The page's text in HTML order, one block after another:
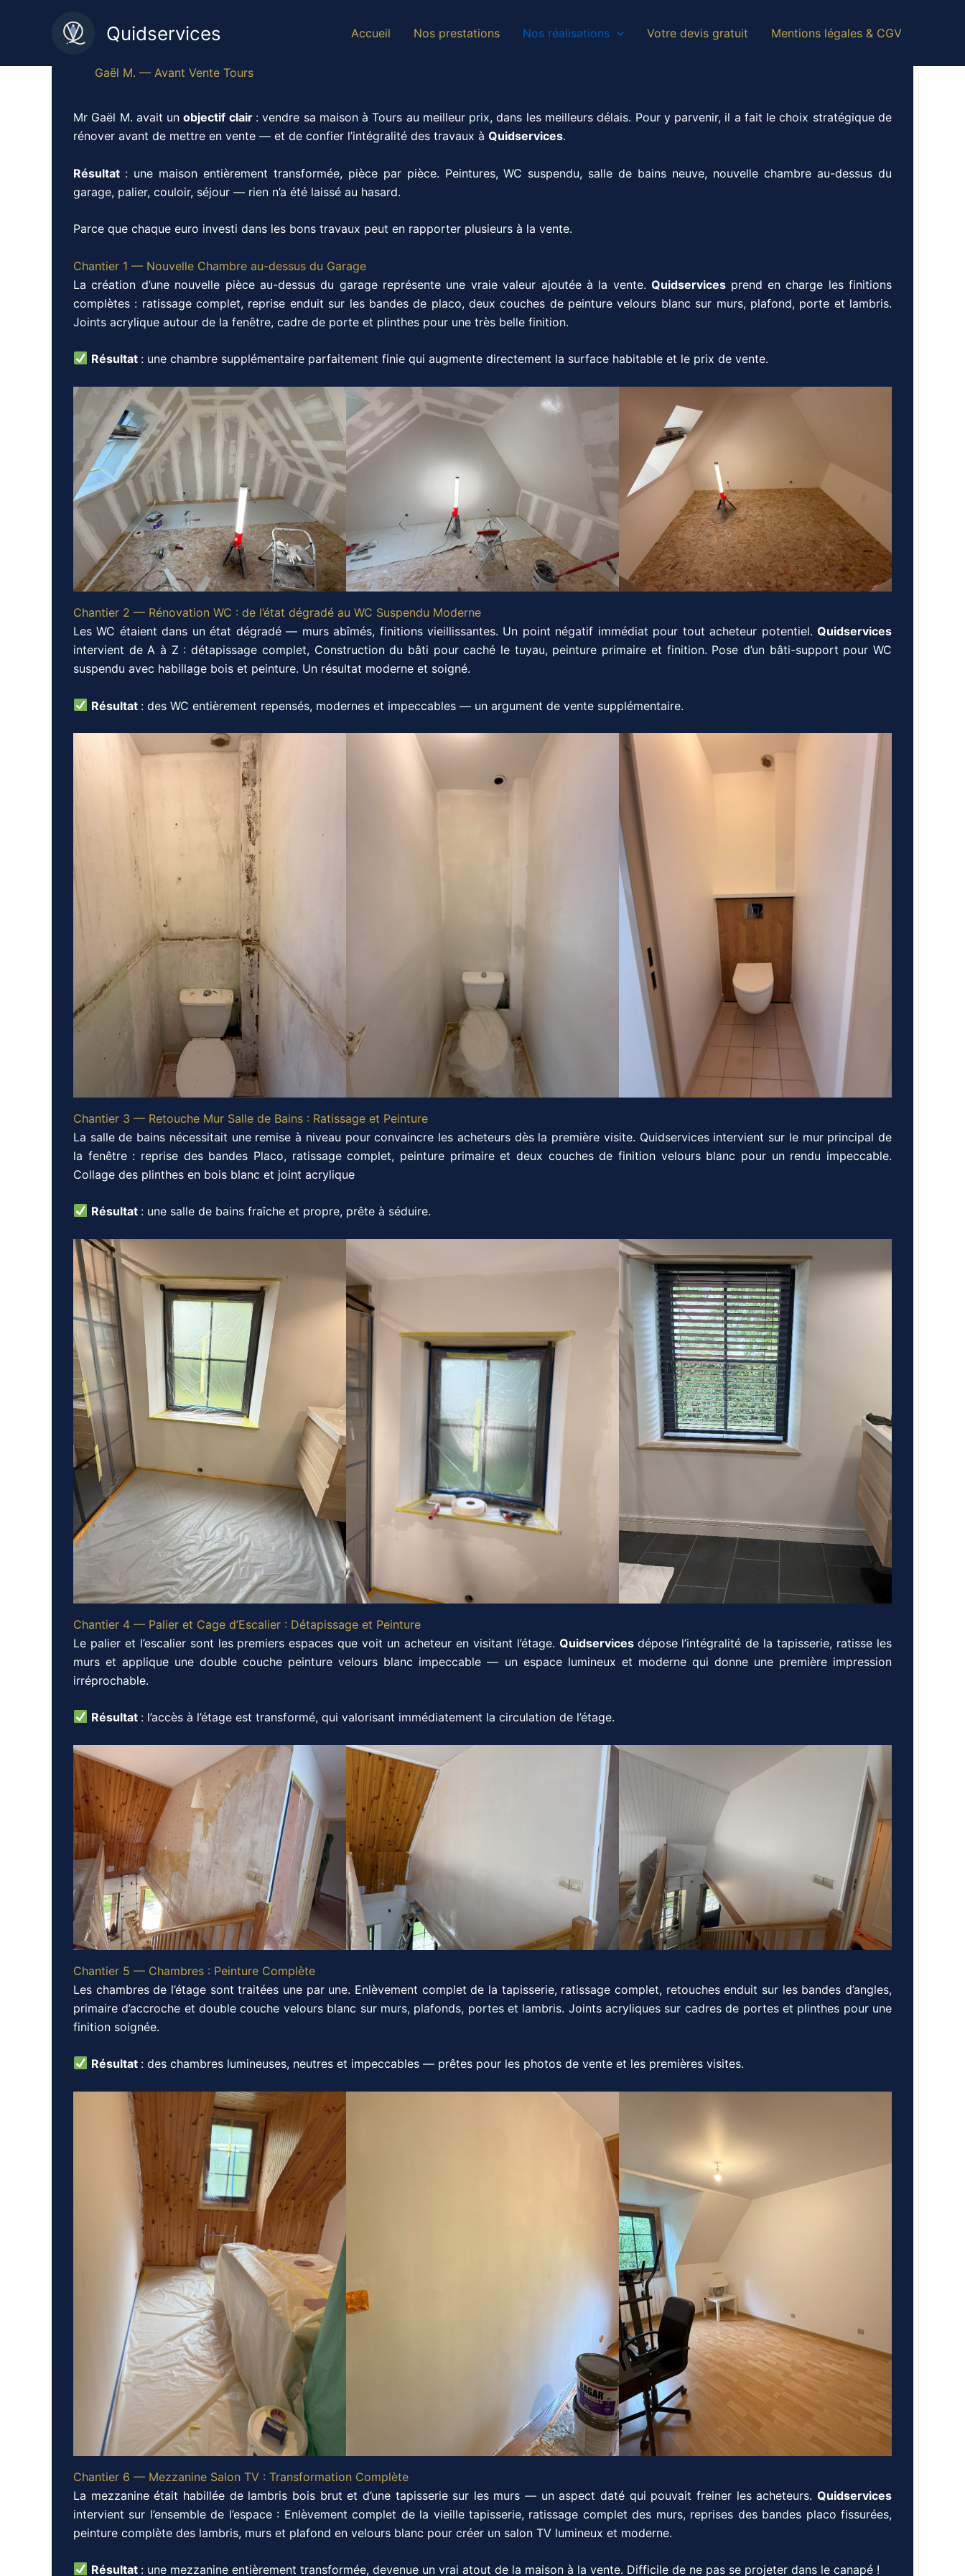
Quidservices Accueil Nos prestations Nos réalisations Votre devis gratuit Mentions légales & CGV
Gaël M. — Avant Vente Tours
Mr Gaël M. avait unobjectif clair : vendre sa maison à Tours au meilleur prix, dans les meilleurs délais. Pour y parvenir, il a fait le choix stratégique de
rénover avant de mettre en vente — et de confier l’intégralité des travaux à Quidservices.
Résultat : une maison entièrement transformée, pièce par pièce. Peintures, WC suspendu, salle de bains neuve, nouvelle chambre au-dessus du
garage, palier, couloir, séjour — rien n’a été laissé au hasard.
Parce que chaque euro investi dans les bons travaux peut en rapporter plusieurs à la vente.
Chantier 1 — Nouvelle Chambre au-dessus du Garage
La création d’une nouvelle pièce au-dessus du garage représente une vraie valeur ajoutée à la vente.Quidservices prend en charge les finitions
complètes : ratissage complet, reprise enduit sur les bandes de placo, deux couches de peinture velours blanc sur murs, plafond, porte et lambris.
Joints acrylique autour de la fenêtre, cadre de porte et plinthes pour une très belle finition.
Résultat : une chambre supplémentaire parfaitement finie qui augmente directement la surface habitable et le prix de vente.
Chantier 2 — Rénovation WC : de l’état dégradé au WC Suspendu Moderne
Les WC étaient dans un état dégradé — murs abîmés, finitions vieillissantes. Un point négatif immédiat pour tout acheteur potentiel. Quidservices
intervient de A à Z : détapissage complet, Construction du bâti pour caché le tuyau, peinture primaire et finition. Pose d’un bâti-support pour WC
suspendu avec habillage bois et peinture. Un résultat moderne et soigné.
Résultat : des WC entièrement repensés, modernes et impeccables — un argument de vente supplémentaire.
Chantier 3 — Retouche Mur Salle de Bains : Ratissage et Peinture
La salle de bains nécessitait une remise à niveau pour convaincre les acheteurs dès la première visite. Quidservices intervient sur le mur principal de
la fenêtre : reprise des bandes Placo, ratissage complet, peinture primaire et deux couches de finition velours blanc pour un rendu impeccable.
Collage des plinthes en bois blanc et joint acrylique
Résultat : une salle de bains fraîche et propre, prête à séduire.
Chantier 4 — Palier et Cage d’Escalier : Détapissage et Peinture
Le palier et l’escalier sont les premiers espaces que voit un acheteur en visitant l’étage. Quidservices dépose l’intégralité de la tapisserie, ratisse les
murs et applique une double couche peinture velours blanc impeccable — un espace lumineux et moderne qui donne une première impression
irréprochable.
Résultat : l’accès à l’étage est transformé, qui valorisant immédiatement la circulation de l’étage.
Chantier 5 — Chambres : Peinture Complète
Les chambres de l’étage sont traitées une par une. Enlèvement complet de la tapisserie, ratissage complet, retouches enduit sur les bandes d’angles,
primaire d’accroche et double couche velours blanc sur murs, plafonds, portes et lambris. Joints acryliques sur cadres de portes et plinthes pour une
finition soignée.
Résultat : des chambres lumineuses, neutres et impeccables — prêtes pour les photos de vente et les premières visites.
Chantier 6 — Mezzanine Salon TV : Transformation Complète
La mezzanine était habillée de lambris bois brut et d’une tapisserie sur les murs — un aspect daté qui pouvait freiner les acheteurs. Quidservices
intervient sur l’ensemble de l’espace : Enlèvement complet de la vieille tapisserie, ratissage complet des murs, reprises des bandes placo fissurées,
peinture complète des lambris, murs et plafond en velours blanc pour créer un salon TV lumineux et moderne.
Résultat : une mezzanine entièrement transformée, devenue un vrai atout de la maison à la vente. Difficile de ne pas se projeter dans le canapé !